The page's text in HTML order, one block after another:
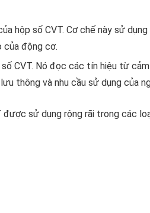
hộp số CVT. Cơ chế này sử
động cơ.
CVT. Nó đọc các tín hiệu từ
thông và nhu cầu sử dụng của
được sử dụng rộng rãi trong các